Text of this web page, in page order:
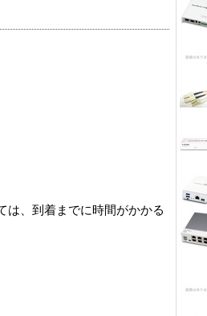
は、到着までに時間がかかる